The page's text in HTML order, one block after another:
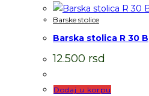
Barske stolice
Barska stolica R 30 B
12.500 rsd
Dodaj u korpu